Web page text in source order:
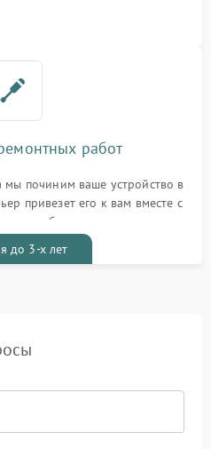
работ
мы починим ваше устройство в
привезет его к вам вместе с
бесплатно
до 3-х лет